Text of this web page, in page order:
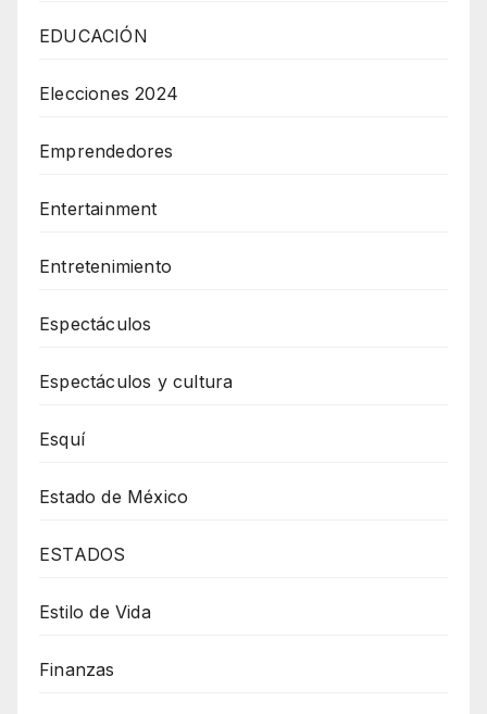
EDUCACIÓN
Elecciones 2024
Emprendedores
Entertainment
Entretenimiento
Espectáculos
Espectáculos y cultura
Esquí
Estado de México
ESTADOS
Estilo de Vida
Finanzas